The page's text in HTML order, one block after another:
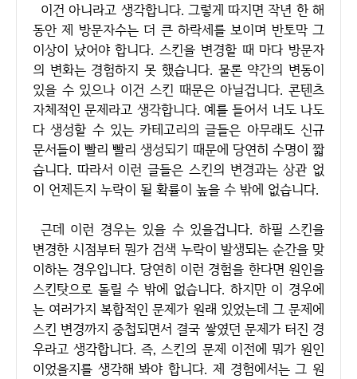
이건 아니라고 생각합니다. 그렇게 따지면 작년 한 해
동안 제 방문자수는 더 큰 하락세를 보이며 반토막 그
이상이 났어야 합니다. 스킨을 변경할 때 마다 방문자
의 변화는 경험하지 못 했습니다. 물론 약간의 변동이
있을 수 있으나 이건 스킨 때문은 아닐겁니다. 콘텐츠
자체적인 문제라고 생각합니다. 예를 들어서 너도 나도
다 생성할 수 있는 카테고리의 글들은 아무래도 신규
문서들이 빨리 빨리 생성되기 때문에 당연히 수명이 짧
습니다. 따라서 이런 글들은 스킨의 변경과는 상관 없
이 언제든지 누락이 될 확률이 높을 수 밖에 없습니다.
근데 이런 경우는 있을 수 있을겁니다. 하필 스킨을
변경한 시점부터 뭔가 검색 누락이 발생되는 순간을 맞
이하는 경우입니다. 당연히 이런 경험을 한다면 원인을
스킨탓으로 돌릴 수 밖에 없습니다. 하지만 이 경우에
는 여러가지 복합적인 문제가 원래 있었는데 그 문제에
스킨 변경까지 중첩되면서 결국 쌓였던 문제가 터진 경
우라고 생각합니다. 즉, 스킨의 문제 이전에 뭐가 원인
이었을지를 생각해 봐야 합니다. 제 경험에서는 그 원